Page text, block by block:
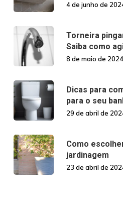
4 de junho de
Torneira
Saiba como
8 de maio de 2024
Dicas para
para o seu
29 de abril de
Como
jardinagem
23 de abril de